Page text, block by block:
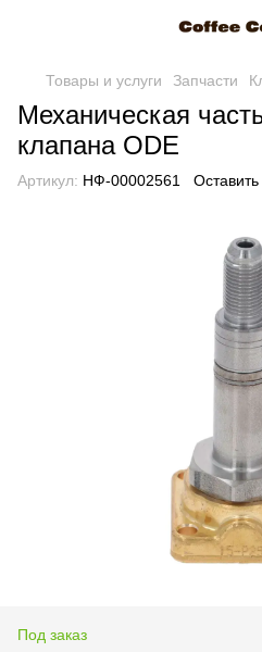
Товары и услуги Запчасти
Механическая
клапана ODE
Артикул: НФ-00002561
Под заказ